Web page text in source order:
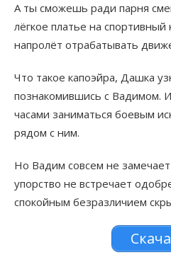
А ты сможешь ради парня
лёгкое платье на
напролёт отрабатывать
Что такое капоэйра, Дашка
познакомившись с Вадимом.
часами заниматься боевым
рядом с ним.
Но Вадим совсем не
упорство не встречает
спокойным безразличием